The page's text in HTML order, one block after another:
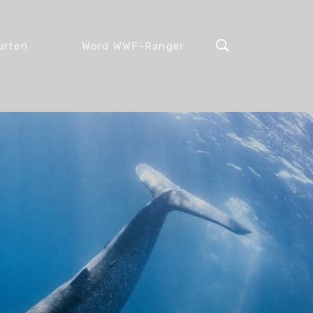
Word WWF-Ranger